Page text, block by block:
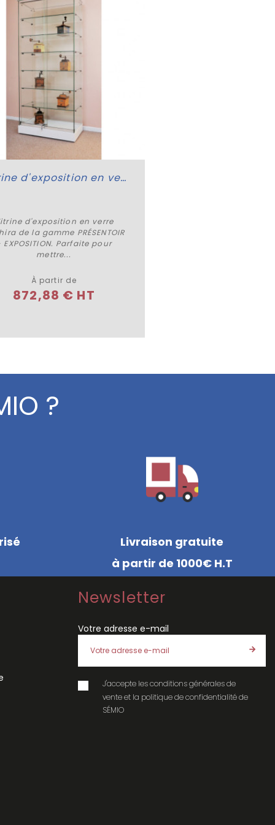
Plus de détails
Vitrine d'exposition en verre Nashira
d'exposition en verre
de la gamme PRÉSENTOIR
EXPOSITION. Parfaite pour
mettre...
À partir de
872,88 € HT
?
Livraison gratuite
à partir de 1000€ H.T
Newsletter
Votre adresse e-mail
J'accepte lesconditions générales de
venteet la politique de confidentialitéde
SÉMIO